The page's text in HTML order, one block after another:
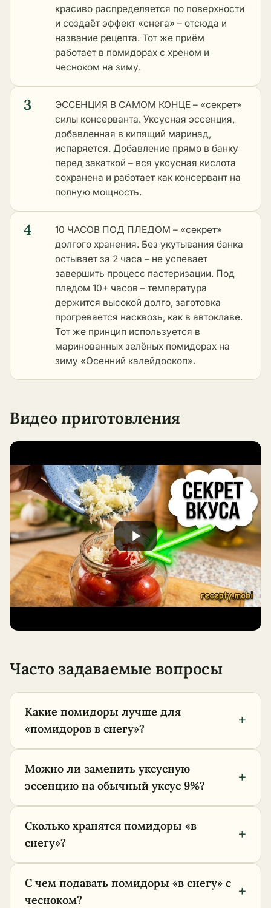
красиво распределяется по поверхности
и создаёт эффект «снега» – отсюда и
название рецепта. Тот же приём
работает в помидорах с хреном и
чесноком на зиму.
3
ЭССЕНЦИЯ В САМОМ КОНЦЕ – «секрет»
силы консерванта. Уксусная эссенция,
добавленная в кипящий маринад,
испаряется. Добавление прямо в банку
перед закаткой – вся уксусная кислота
сохранена и работает как консервант на
полную мощность.
4
10 ЧАСОВ ПОД ПЛЕДОМ – «секрет»
долгого хранения. Без укутывания банка
остывает за 2 часа – не успевает
завершить процесс пастеризации. Под
пледом 10+ часов – температура
держится высокой долго, заготовка
прогревается насквозь, как в автоклаве.
Тот же принцип используется в
маринованных зелёных помидорах на
зиму «Осенний калейдоскоп».
Видео приготовления
Часто задаваемые вопросы
Какие помидоры лучше для
«помидоров в снегу»?
+
Можно ли заменить уксусную
эссенцию на обычный уксус 9%?
+
Сколько хранятся помидоры «в
снегу»?
+
С чем подавать помидоры «в снегу» с
чесноком?
+